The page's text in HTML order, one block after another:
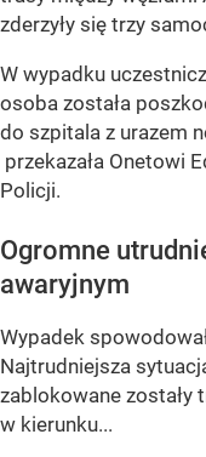
zderzyły się trzy
W wypadku
osoba została
do szpitala z urazem
przekazała Onetowi
Policji.
Ogromne
awaryjnym
Wypadek
Najtrudniejsza
zablokowane zostały
w kierunku...